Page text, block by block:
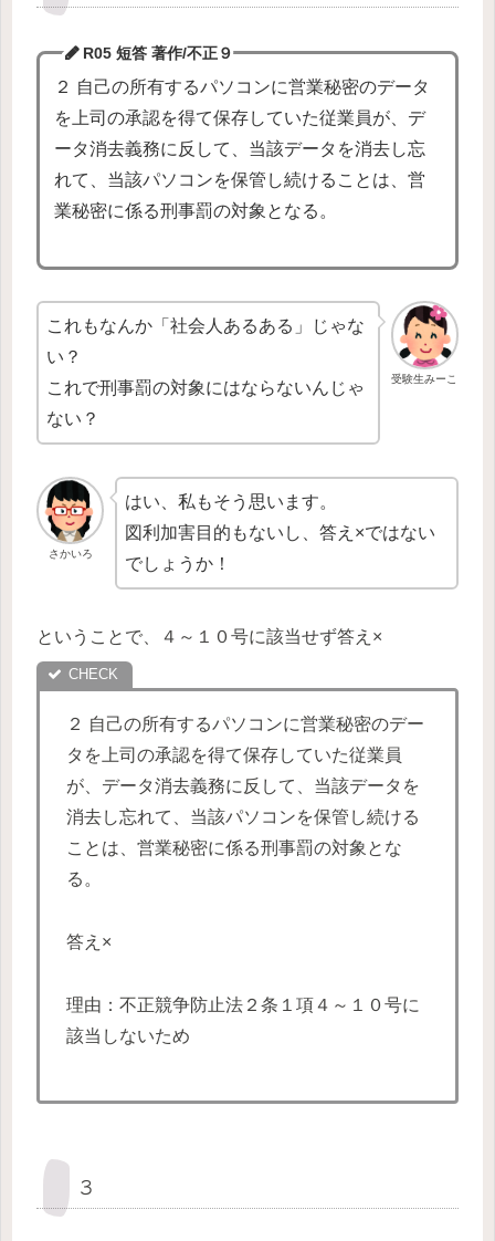
R05 短答 著作/不正９
２ 自己の所有するパソコンに営業秘密のデータ
を上司の承認を得て保存していた従業員が、デ
ータ消去義務に反して、当該データを消去し忘
れて、当該パソコンを保管し続けることは、営
業秘密に係る刑事罰の対象となる。
受験生みーこ
これもなんか「社会人あるある」じゃな
い？
これで刑事罰の対象にはならないんじゃ
ない？
さかいろ
はい、私もそう思います。
図利加害目的もないし、答え×ではない
でしょうか！
ということで、４～１０号に該当せず答え×
２ 自己の所有するパソコンに営業秘密のデー
タを上司の承認を得て保存していた従業員
が、データ消去義務に反して、当該データを
消去し忘れて、当該パソコンを保管し続ける
ことは、営業秘密に係る刑事罰の対象とな
る。
答え×
理由：不正競争防止法２条１項４～１０号に
該当しないため
３